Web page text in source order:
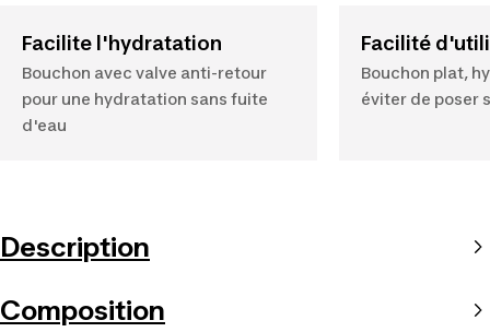
Facilite l'hydratation
Bouchon avec valve anti-retour
pour une hydratation sans fuite
d'eau
Facilité
Bouchon plat,
éviter de poser
Description
Composition